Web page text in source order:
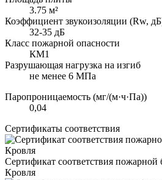
3.75 м²
Коэффициент звукоизоляции (Rw,
32-35 дБ
Класс пожарной опасности
КМ1
Разрушающая нагрузка на изгиб
не менее 6 МПа
Паропроницаемость (мг/(м·ч·Па))
0,04
Сертификаты соответствия
Сертификат соответствия
Кровля